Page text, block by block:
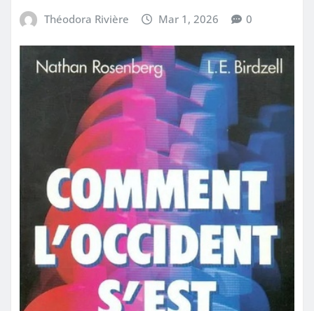
Théodora Rivière Mar 1, 2026 0